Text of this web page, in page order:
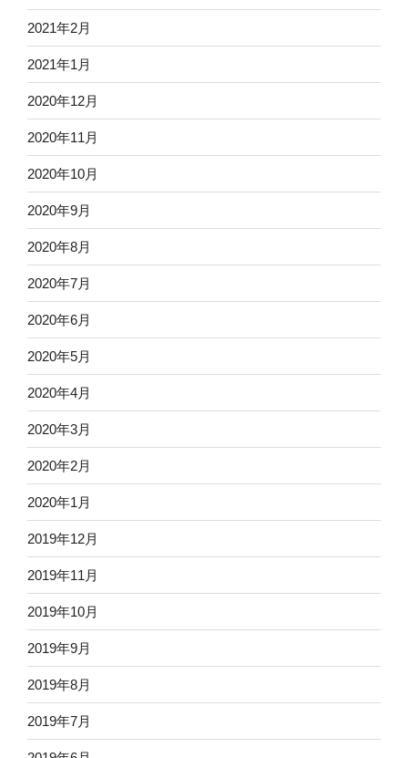
2021年2月
2021年1月
2020年12月
2020年11月
2020年10月
2020年9月
2020年8月
2020年7月
2020年6月
2020年5月
2020年4月
2020年3月
2020年2月
2020年1月
2019年12月
2019年11月
2019年10月
2019年9月
2019年8月
2019年7月